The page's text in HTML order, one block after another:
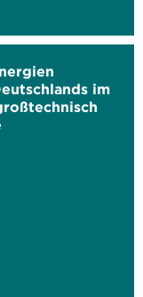
im